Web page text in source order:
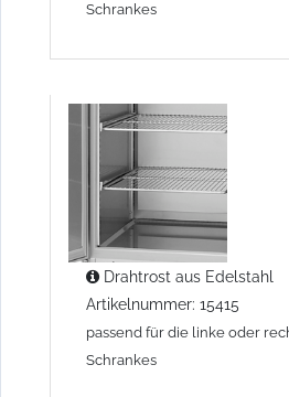
Schrankes
Drahtrost aus Edelstahl
Artikelnummer: 15415
passend für die linke oder
Schrankes